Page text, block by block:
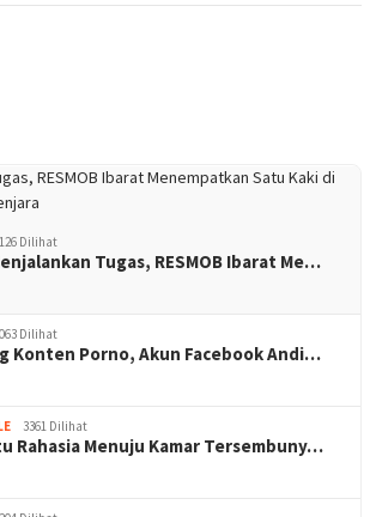
Dilihat
Tugas, RESMOB Ibarat Me…
Dilihat
Konten Porno, Akun Facebook Andi…
3361 Dilihat
Rahasia Menuju Kamar Tersembuny…